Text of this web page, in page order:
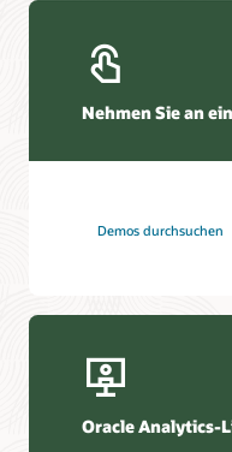
Nehmen Sie an
Demos durchsuchen
Oracle Analytics-